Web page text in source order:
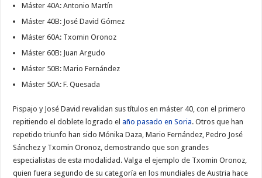
Máster 40A: Antonio Martín
Máster 40B: José David Gómez
Máster 60A: Txomin Oronoz
Máster 60B: Juan Argudo
Máster 50B: Mario Fernández
Máster 50A: F. Quesada
Pispajo y José David revalidan sus títulos en máster 40, con el primero
repitiendo el doblete logrado elaño pasado en Soria. Otros que han
repetido triunfo han sido Mónika Daza, Mario Fernández, Pedro José
Sánchez y Txomin Oronoz, demostrando que son grandes
especialistas de esta modalidad. Valga el ejemplo de Txomin Oronoz,
quien fuera segundo de su categoría en los mundiales de Austria hace